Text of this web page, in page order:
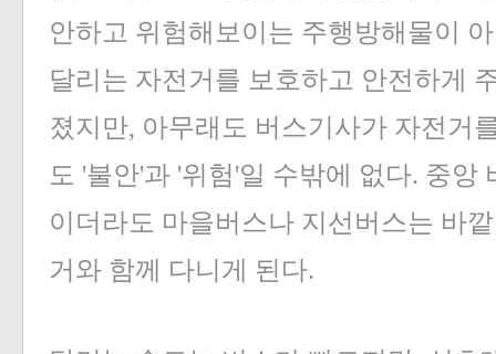
안하고 위험해보이는 주행방해물이
달리는 자전거를 보호하고 안전하게
졌지만, 아무래도 버스기사가 자전거
도 '불안'과 '위험'일 수밖에 없다. 중앙
이더라도 마을버스나 지선버스는 바
거와 함께 다니게 된다.